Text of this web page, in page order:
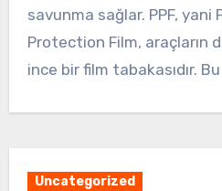
savunma sağlar. PPF,
Protection Film, araçların
ince bir film tabakasıdır.
Uncategorized